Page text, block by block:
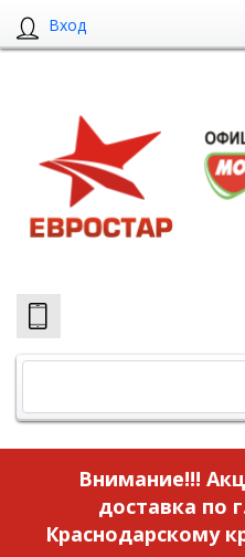
Вход
Внимание!!!
доставка по
Краснодарскому